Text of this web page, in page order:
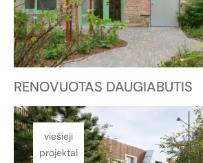
RENOVUOTAS DAUGIABUTIS
viešieji
projektai